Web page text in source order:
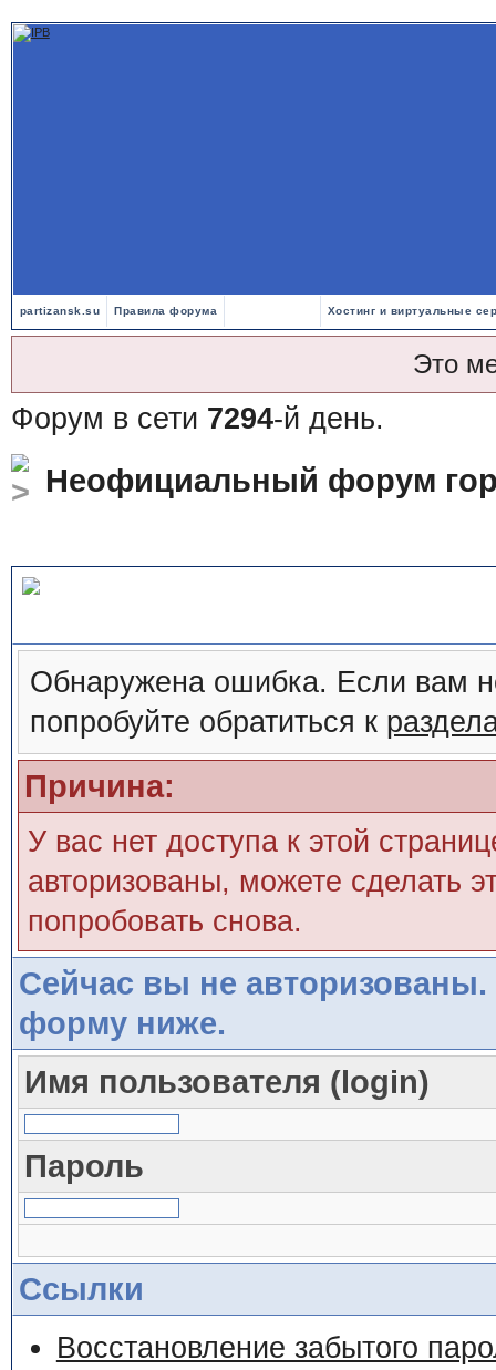
partizansk.su Правила форума Хостинг и виртуальные
Это
Форум в сети 7294-й день.
Неофициальный форум
Обнаружена ошибка. Если вам
попробуйте обратиться к
Причина:
У вас нет доступа к этой
авторизованы, можете сделать
попробовать снова.
Сейчас вы не авторизованы.
форму ниже.
Имя пользователя (login)
Пароль
Ссылки
Восстановление забытого